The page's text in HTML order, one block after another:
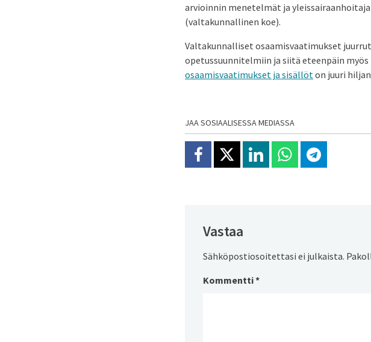
arvioinnin menetelmät ja
(valtakunnallinen koe).
Valtakunnalliset osaamisvaatimukset
opetussuunnitelmiin ja siitä eteenpäin
osaamisvaatimukset ja sisällöt on juuri
JAA SOSIAALISESSA MEDIASSA
Jaa Facebookissa
Jaa X:ssäJaa Linkedinissä
Jaa Whatsappissa
Jaa
Vastaa
Sähköpostiosoitettasi ei julkaista.
Kommentti*